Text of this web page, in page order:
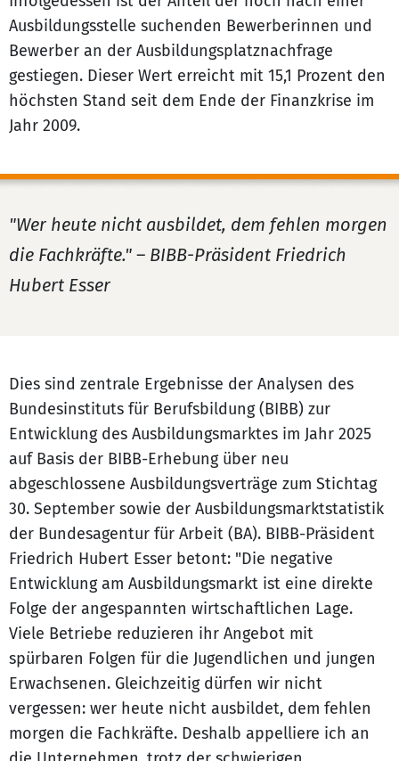
Ausbildungsstelle suchenden Bewerberinnen und
Bewerber an der Ausbildungsplatznachfrage
gestiegen. Dieser Wert erreicht mit 15,1 Prozent den
höchsten Stand seit dem Ende der Finanzkrise im
Jahr 2009.
"Wer heute nicht ausbildet, dem fehlen morgen
die Fachkräfte." – BIBB-Präsident Friedrich
Hubert Esser
Dies sind zentrale Ergebnisse der Analysen des
Bundesinstituts für Berufsbildung (BIBB) zur
Entwicklung des Ausbildungsmarktes im Jahr 2025
auf Basis der BIBB-Erhebung über neu
abgeschlossene Ausbildungsverträge zum Stichtag
30. September sowie der Ausbildungsmarktstatistik
der Bundesagentur für Arbeit (BA). BIBB-Präsident
Friedrich Hubert Esser betont: "Die negative
Entwicklung am Ausbildungsmarkt ist eine direkte
Folge der angespannten wirtschaftlichen Lage.
Viele Betriebe reduzieren ihr Angebot mit
spürbaren Folgen für die Jugendlichen und jungen
Erwachsenen. Gleichzeitig dürfen wir nicht
vergessen: wer heute nicht ausbildet, dem fehlen
morgen die Fachkräfte. Deshalb appelliere ich an